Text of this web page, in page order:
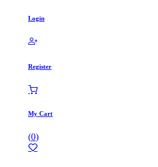
Login
Register
My Cart
(0)